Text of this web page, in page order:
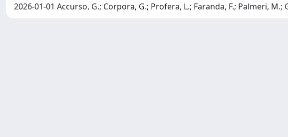
2026-01-01 Accurso, G.; Corpora, G.; Profera, L.; Faranda, F.; Palmeri, M.;